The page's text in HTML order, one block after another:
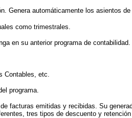
Genera automáticamente los asientos
como trimestrales.
en su anterior programa de contabilidad.
Contables, etc.
programa.
facturas emitidas y recibidas. Su
tres tipos de descuento y